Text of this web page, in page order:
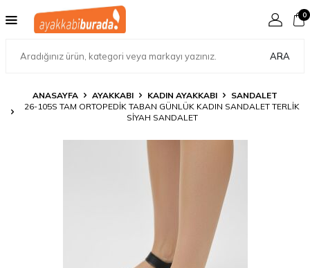
ARA
0
ANASAYFA AYAKKABI KADIN AYAKKABI
SANDALET
26-105S TAM ORTOPEDIK TABAN GÜNLÜK KADIN SANDALET TERLIK
SIYAH SANDALET